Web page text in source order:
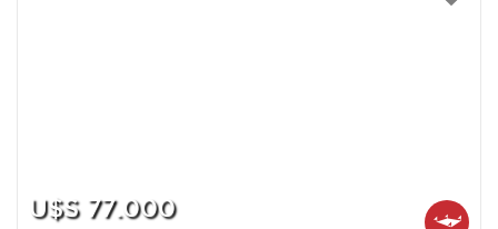
U$S 77.000